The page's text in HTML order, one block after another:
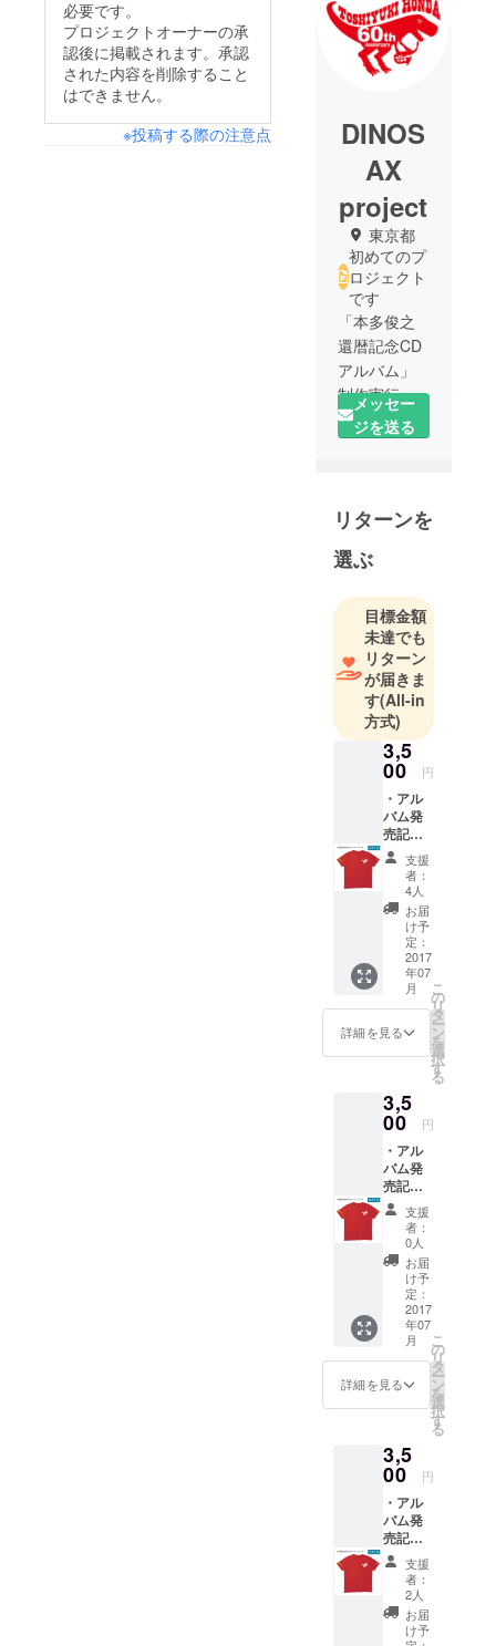
必要です。
プロジェクトオーナーの承
認後に掲載されます。承認
された内容を削除すること
はできません。
※投稿する際の注意点
DINOS
AX
project
東京都
初めてのプ
ロジェクト
です
「本多俊之
還暦記念CD
アルバム」
制作実行委
員会です。
メッセー
ジを送る
リターンを
選ぶ
目標金額
未達でも
リターン
が届きま
す(All-in
方式)
3,5
00 円
・アル
バム発
売記念T
シャツ
（Sサイ
ズ） ア
ルバム
ジャ
ケット
で、本
多俊之
氏が着
ているT
シャツ
を再現
したデ
です。
身丈：
65 身
幅：
47 身
長目
安：
160〜
168cm
支援
者：
4人
お届
け予
定：
2017
年07
月
詳細を見る
こ
の
リ
タ
ー
ン
を
選
択
す
る
3,5
00 円
・アル
バム発
売記念T
シャツ
（Mサ
イズ）
アルバ
ムジャ
ケット
で、本
多俊之
氏が着
ているT
シャツ
を再現
したデ
です。
身丈：
68 身
幅：
50 身
長目
安：
168〜
175cm
支援
者：
0人
お届
け予
定：
2017
年07
月
詳細を見る
こ
の
リ
タ
ー
ン
を
選
択
す
る
3,5
00 円
・アル
バム発
売記念T
シャツ
（Lサイ
ズ） ア
ルバム
ジャ
支援
者：
2人
お届
け予